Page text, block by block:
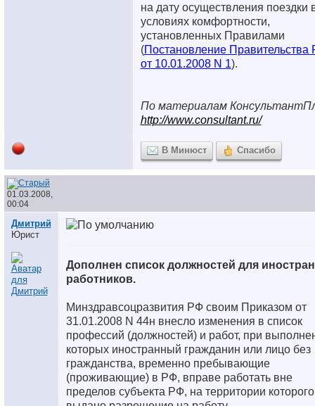
на дату осуществления поездки
условиях комфортности,
установленных Правилами
(Постановление Правительства
от 10.01.2008 N 1).
По материалам
http://www.consultant.ru/
В Минюст Спасибо
01.03.2008,
00:04
Дмитрий
Юрист
Дополнен список должностей для
работников.
Минздравсоцразвития РФ своим Приказом от
31.01.2008 N 44н внесло изменения в список
профессий (должностей) и работ, при
которых иностранный гражданин или лицо без
гражданства, временно пребывающие
(проживающие) в РФ, вправе работать вне
пределов субъекта РФ, на территории